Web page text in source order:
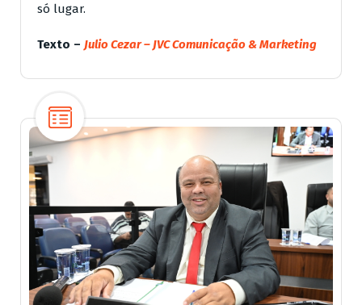
só lugar.
Texto – Julio Cezar – JVC Comunicação & Marketing